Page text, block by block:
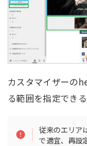
カスタマイザーの
る範囲を指定でき
従来のエリア
で適宜、再設